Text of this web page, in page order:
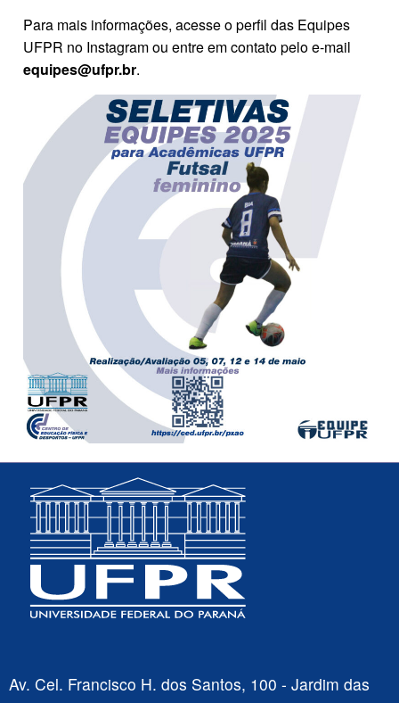
Para mais informações, acesse o perfil das Equipes
UFPR no Instagram ou entre em contato pelo e-mail
equipes@ufpr.br.
Av. Cel. Francisco H. dos Santos, 100 - Jardim das